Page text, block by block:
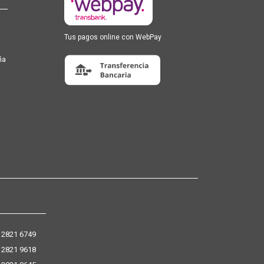
Tus pagos online con WebPay
6749
9618